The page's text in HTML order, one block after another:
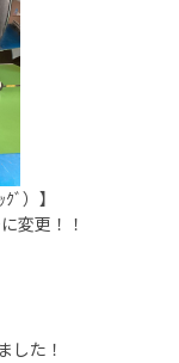
）】
変更！！
した！